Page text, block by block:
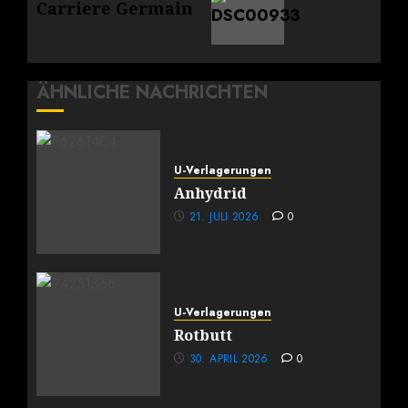
Beitrag:
Carriere Germain
ÄHNLICHE NACHRICHTEN
U-Verlagerungen
Anhydrid
21. JULI 2026 0
U-Verlagerungen
Rotbutt
30. APRIL 2026 0